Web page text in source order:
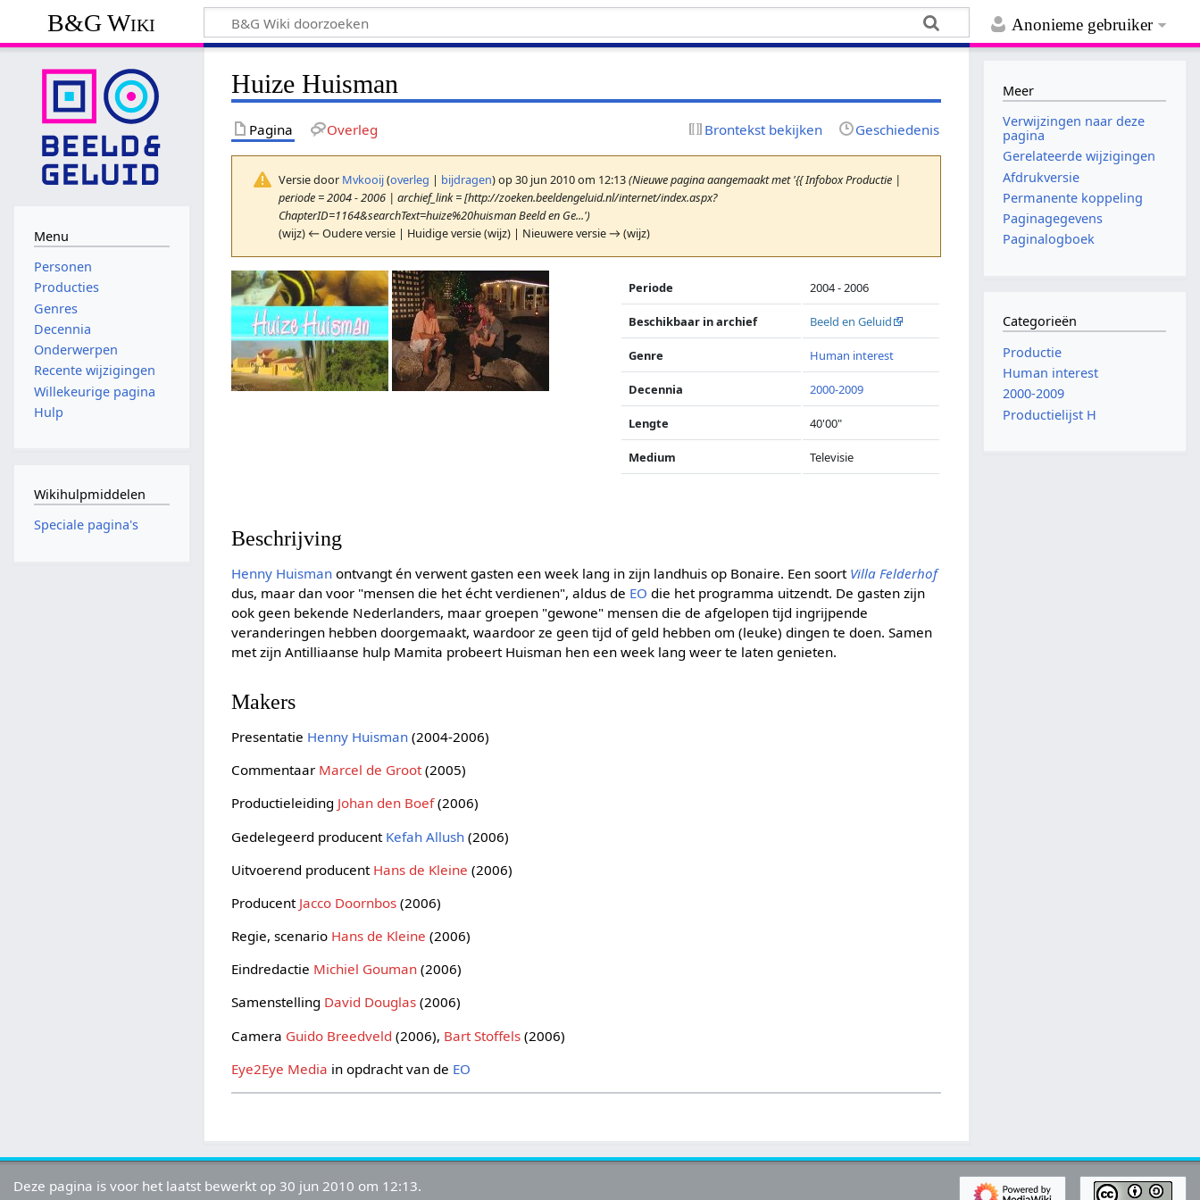
Anonieme gebruiker
B&G Wiki
Huize Huisman
Pagina Overleg Brontekst bekijken Geschiedenis
Versie door Mvkooij(overleg | bijdragen)op 30 jun 2010 om 12:13(Nieuwe pagina aangemaakt met '{{ Infobox Productie |
periode = 2004 - 2006 | archief_link = [http://zoeken.beeldengeluid.nl/internet/index.aspx?
ChapterID=1164&searchText=huize%20huisman Beeld en Ge...')
(wijz) ← Oudere versie | Huidige versie (wijz) | Nieuwere versie → (wijz)
Periode 2004 - 2006
Beschikbaar in archief Beeld en Geluid
Genre Human interest
Decennia 2000-2009
Lengte 40'00"
Medium Televisie
Beschrijving
Henny Huisman ontvangt én verwent gasten een week lang in zijn landhuis op Bonaire. Een soort Villa Felderhof
dus, maar dan voor "mensen die het écht verdienen", aldus de EO die het programma uitzendt. De gasten zijn
ook geen bekende Nederlanders, maar groepen "gewone" mensen die de afgelopen tijd ingrijpende
veranderingen hebben doorgemaakt, waardoor ze geen tijd of geld hebben om (leuke) dingen te doen. Samen
met zijn Antilliaanse hulp Mamita probeert Huisman hen een week lang weer te laten genieten.
Makers
Presentatie Henny Huisman (2004-2006)
Commentaar Marcel de Groot(2005)
Productieleiding Johan den Boef(2006)
Gedelegeerd producent Kefah Allush (2006)
Uitvoerend producent Hans de Kleine (2006)
Producent Jacco Doornbos (2006)
Regie, scenario Hans de Kleine (2006)
Eindredactie Michiel Gouman (2006)
Samenstelling David Douglas (2006)
Camera Guido Breedveld (2006), Bart Stoffels (2006)
Eye2Eye Media in opdracht van de EO
Menu
Personen
Producties
Genres
Decennia
Onderwerpen
Recente wijzigingen
Willekeurige pagina
Hulp
Wikihulpmiddelen
Speciale pagina's
Meer
Verwijzingen naar deze
pagina
Gerelateerde wijzigingen
Afdrukversie
Permanente koppeling
Paginagegevens
Paginalogboek
Categorieën
Productie
Human interest
2000-2009
Productielijst H
Deze pagina is voor het laatst bewerkt op 30 jun 2010 om 12:13.